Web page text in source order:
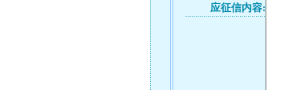
应征信内容: